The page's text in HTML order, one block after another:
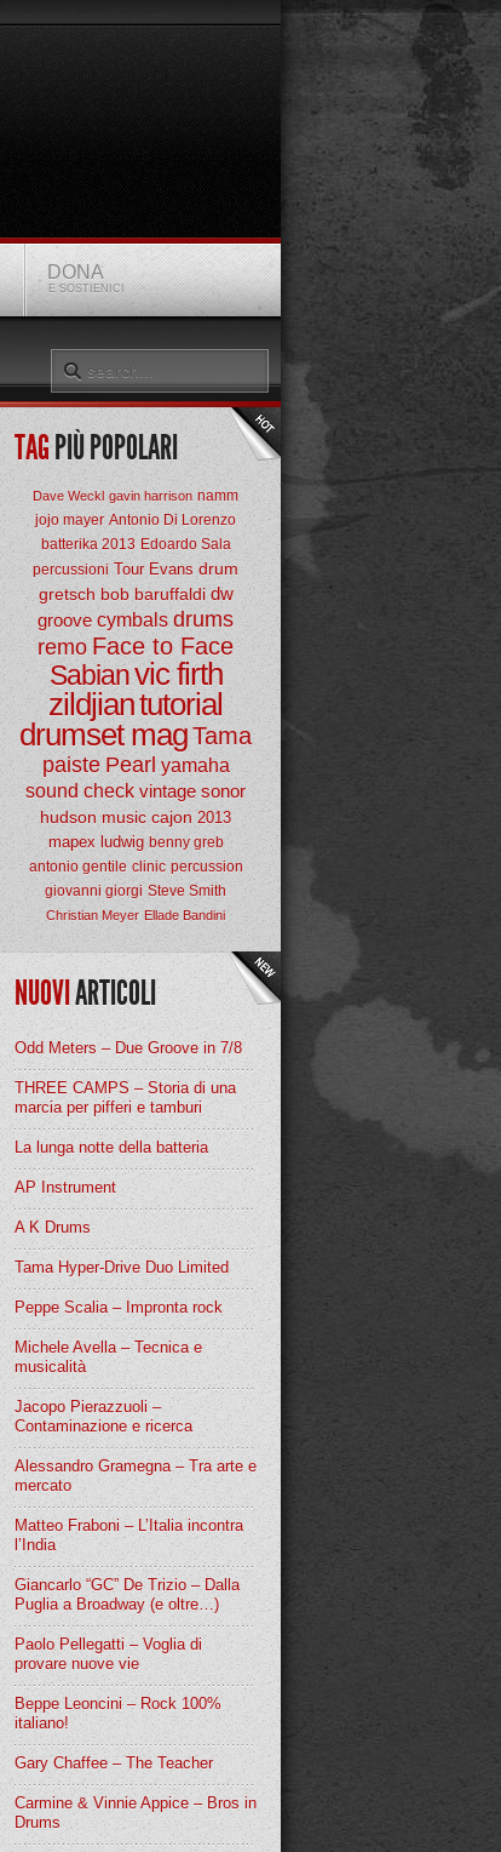
DONA
E SOSTIENICI
TAGPIÙ POPOLARI
Dave Weckl gavin harrison namm
jojo mayer Antonio Di Lorenzo
batterika 2013 Edoardo Sala
percussioni Tour Evans drum
gretsch bob baruffaldi dw
groove cymbals drums
remo Face to Face
Sabianvic firth
zildjiantutorial
drumset magTama
paiste Pearl yamaha
sound check vintage sonor
hudson music cajon 2013
mapex ludwig benny greb
antonio gentile clinic percussion
giovanni giorgi Steve Smith
Christian Meyer Ellade Bandini
NUOVIARTICOLI
Odd Meters – Due Groove in 7/8
THREE CAMPS – Storia di una
marcia per pifferi e tamburi
La lunga notte della batteria
AP Instrument
A K Drums
Tama Hyper-Drive Duo Limited
Peppe Scalia – Impronta rock
Michele Avella – Tecnica e
musicalità
Jacopo Pierazzuoli –
Contaminazione e ricerca
Alessandro Gramegna – Tra arte e
mercato
Matteo Fraboni – L’Italia incontra
l’India
Giancarlo “GC” De Trizio – Dalla
Puglia a Broadway (e oltre…)
Paolo Pellegatti – Voglia di
provare nuove vie
Beppe Leoncini – Rock 100%
italiano!
Gary Chaffee – The Teacher
Carmine & Vinnie Appice – Bros in
Drums